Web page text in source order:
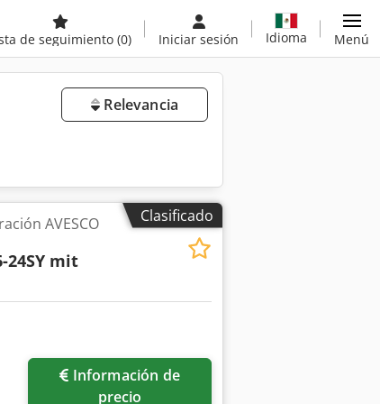
de seguimiento (0) Iniciar sesión Idioma Menú
Relevancia
Clasificado
AVESCO
24SY mit
precio